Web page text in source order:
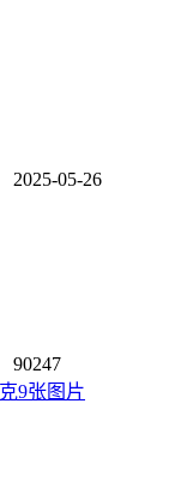
2025-05-26
90247
9张图片